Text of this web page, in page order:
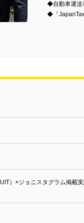
◆自動車運送
◆「
）×ジョニスタグラム掲載実